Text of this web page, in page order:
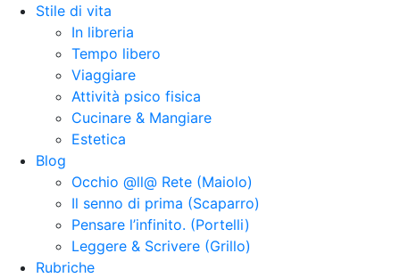
Stile di vita
In libreria
Tempo libero
Viaggiare
Attività psico fisica
Cucinare & Mangiare
Estetica
Blog
Occhio @ll@ Rete (Maiolo)
Il senno di prima (Scaparro)
Pensare l’infinito. (Portelli)
Leggere & Scrivere (Grillo)
Rubriche